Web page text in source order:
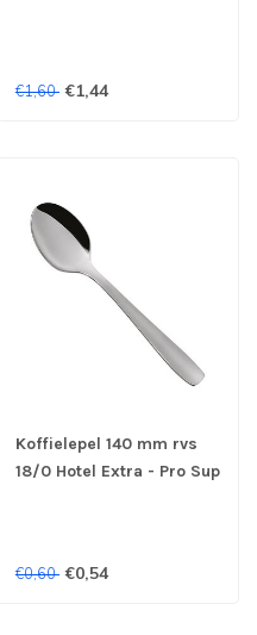
€1,60 €1,44
Koffielepel 140 mm rvs
18/0 Hotel Extra - Pro Sup
€0,60 €0,54